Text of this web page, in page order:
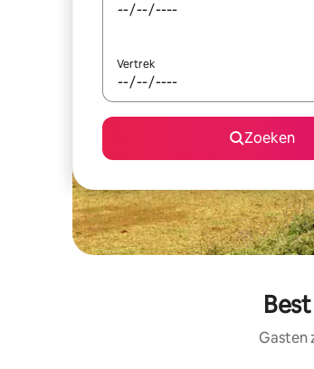
Vertrek
Zoeken
Gasten